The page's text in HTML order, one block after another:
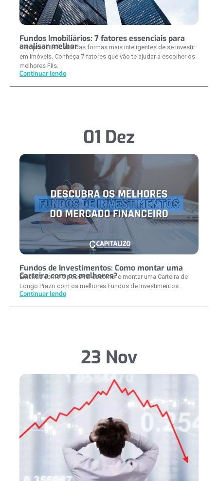
Fundos Imobiliários: 7 fatores essenciais para
analisar melhor
Comprar FIIs é uma das formas mais inteligentes de se investir
em imóveis. Conheça 7 fatores que vão te ajudar a escolher os
melhores FIIs.
Continuar lendo
01 Dez
Fundos de Investimentos: Como montar uma
Carteira com os melhores?
Entenda como é possível escolher e montar uma Carteira de
Longo Prazo com os melhores Fundos de Investimentos.
Continuar lendo
23 Nov